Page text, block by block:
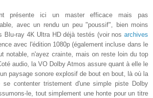
présente ici un master efficace mais pas
avec un rendu un peu "poussif", bien moins
Blu-ray 4K Ultra HD déjà testés (voir nos archives
avec l'édition 1080p (également incluse dans le
notable, n'ayez crainte, mais on reste loin du top
audio, la VO Dolby Atmos assure quant à elle le
paysage sonore explosif de bout en bout, là où la
contenter tristement d'une simple piste Dolby
le, tout simplement une honte pour un titre